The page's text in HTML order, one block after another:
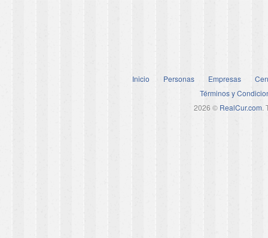
Inicio Personas Empresas
Términos y
2026 © RealCur.com.